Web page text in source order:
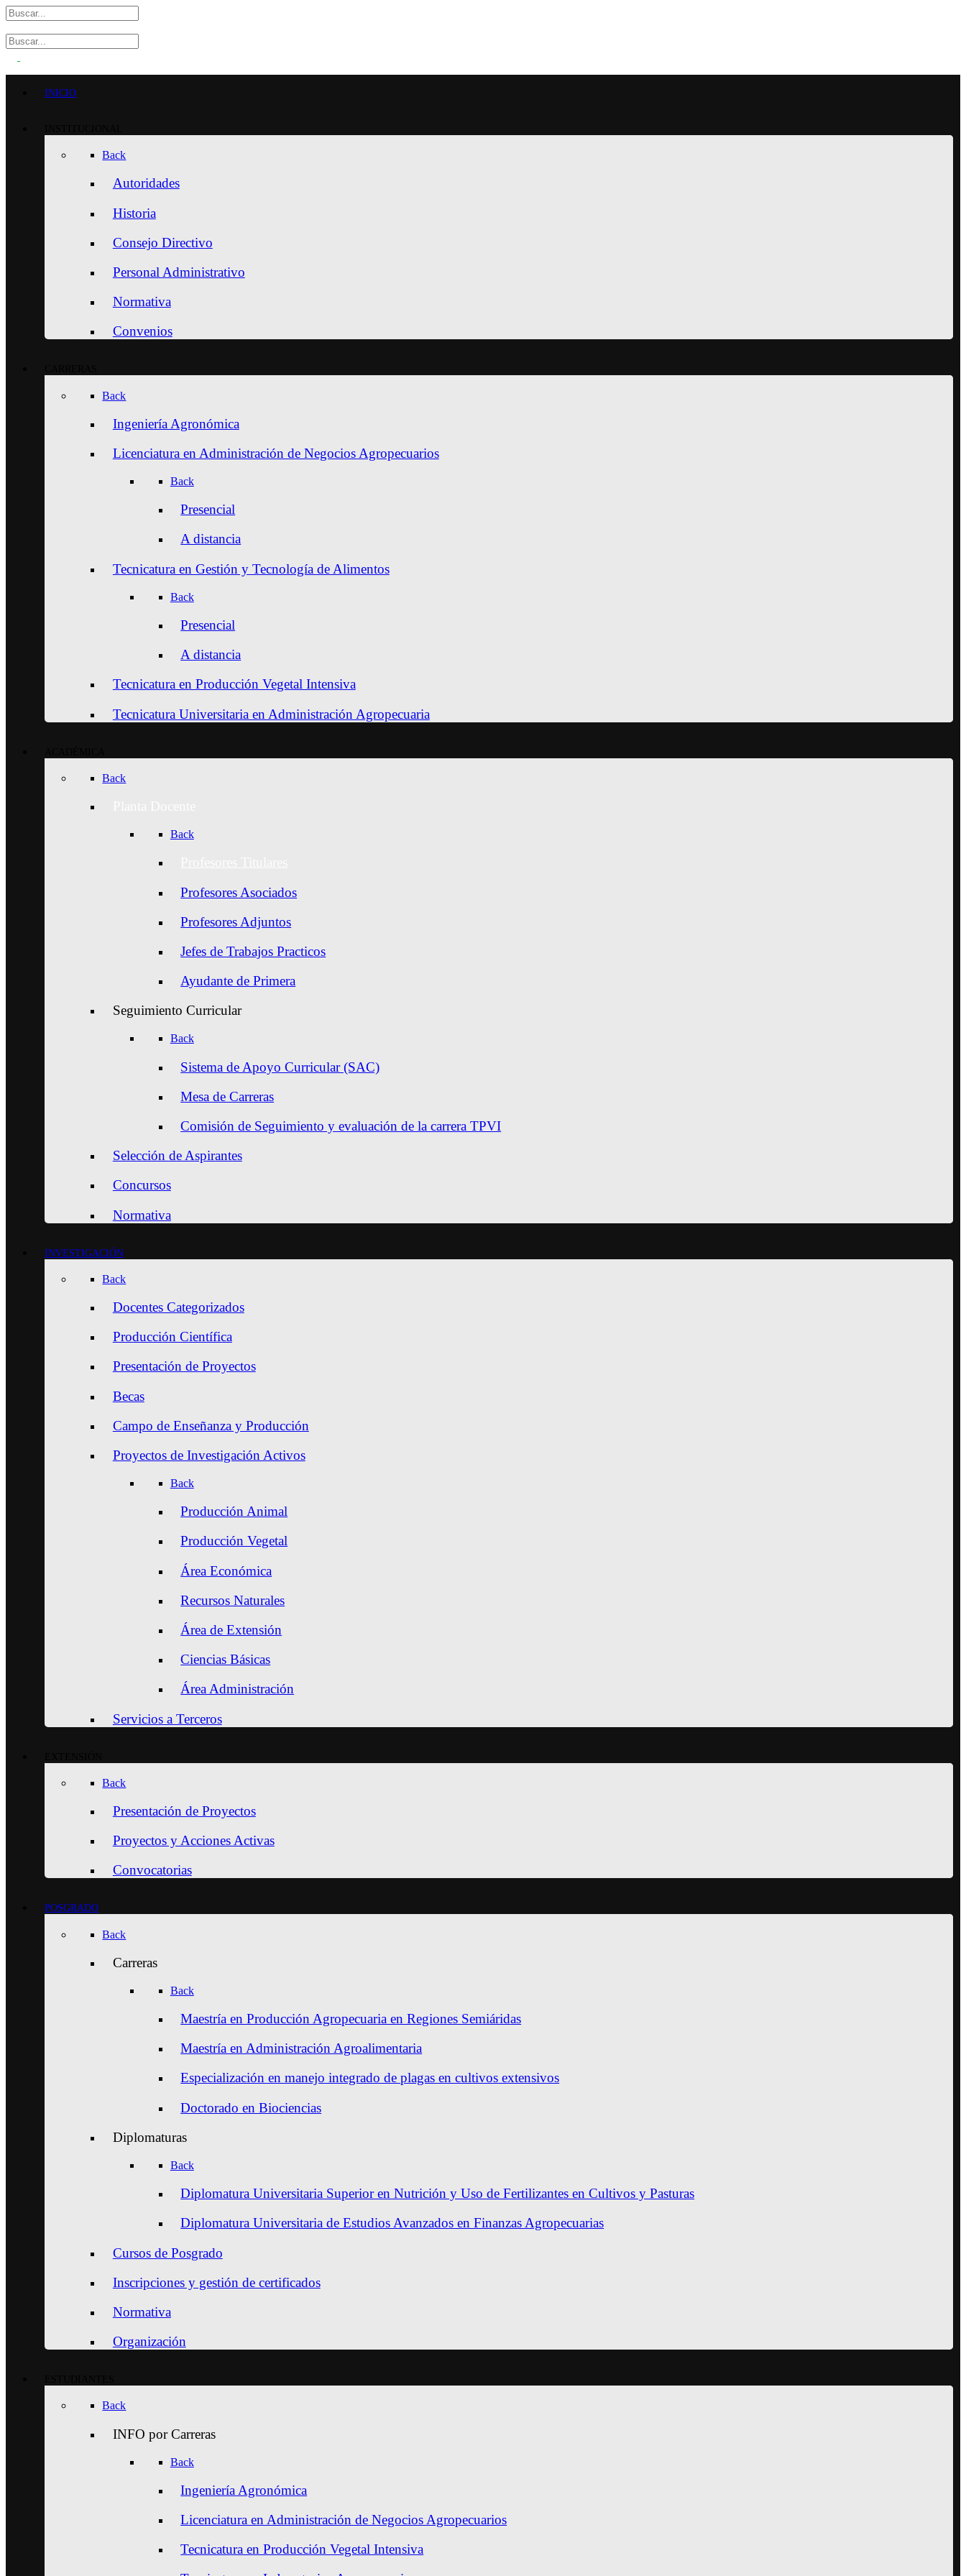
INICIO
Back
Autoridades
Historia
Consejo Directivo
Personal Administrativo
Normativa
Convenios
Back
Ingeniería Agronómica
Licenciatura en Administración de Negocios Agropecuarios
Back
Presencial
A distancia
Tecnicatura en Gestión y Tecnología de Alimentos
Back
Presencial
A distancia
Tecnicatura en Producción Vegetal Intensiva
Tecnicatura Universitaria en Administración Agropecuaria
Back
Back
Profesores Asociados
Profesores Adjuntos
Jefes de Trabajos Practicos
Ayudante de Primera
Seguimiento Curricular
Back
Sistema de Apoyo Curricular (SAC)
Mesa de Carreras
Comisión de Seguimiento y evaluación de la carrera TPVI
Selección de Aspirantes
Concursos
Normativa
INVESTIGACIÓN
Back
Docentes Categorizados
Producción Científica
Presentación de Proyectos
Becas
Campo de Enseñanza y Producción
Proyectos de Investigación Activos
Back
Producción Animal
Producción Vegetal
Área Económica
Recursos Naturales
Área de Extensión
Ciencias Básicas
Área Administración
Servicios a Terceros
Back
Presentación de Proyectos
Proyectos y Acciones Activas
Convocatorias
POSGRADO
Back
Carreras
Back
Maestría en Producción Agropecuaria en Regiones Semiáridas
Maestría en Administración Agroalimentaria
Especialización en manejo integrado de plagas en cultivos extensivos
Doctorado en Biociencias
Diplomaturas
Back
Diplomatura Universitaria Superior en Nutrición y Uso de Fertilizantes en Cultivos y Pasturas
Diplomatura Universitaria de Estudios Avanzados en Finanzas Agropecuarias
Cursos de Posgrado
Inscripciones y gestión de certificados
Normativa
Organización
Back
INFO por Carreras
Back
Ingeniería Agronómica
Licenciatura en Administración de Negocios Agropecuarios
Tecnicatura en Producción Vegetal Intensiva